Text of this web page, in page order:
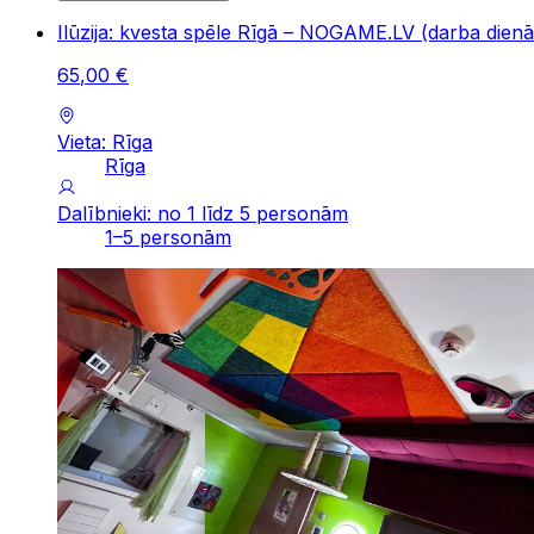
Ilūzija: kvesta spēle Rīgā – NOGAME.LV (darba
65,00 €
Vieta: Rīga
Rīga
Dalībnieki: no 1 līdz 5 personām
1–5 personām